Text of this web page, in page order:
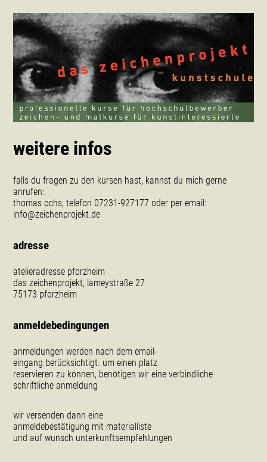
weitere infos
falls du fragen zu den kursen hast, kannst du mich gerne
anrufen:
thomas ochs, telefon 07231-927177 oder per email:
info@zeichenprojekt.de
adresse
atelieradresse pforzheim
das zeichenprojekt, lameystraße 27
75173 pforzheim
anmeldebedingungen
anmeldungen werden nach dem email-
eingang berücksichtigt. um einen platz
reservieren zu können, benötigen wir eine verbindliche
schriftliche anmeldung
wir versenden dann eine
anmeldebestätigung mit materialliste
und auf wunsch unterkunftsempfehlungen